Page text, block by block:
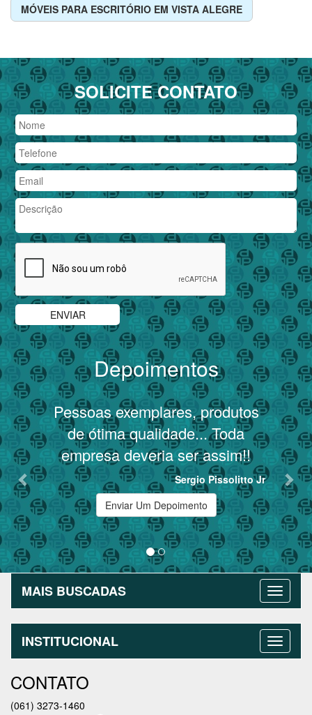
MÓVEIS PARA ESCRITÓRIO EM VISTA ALEGRE
SOLICITE CONTATO
Depoimentos
Pessoas exemplares, produtos
de ótima qualidade... Toda
empresa deveria ser assim!!
Sergio Pissolitto Jr
Previous
Enviar Um Depoimento
MAIS BUSCADAS
INSTITUCIONAL
CONTATO
(061) 3273-1460